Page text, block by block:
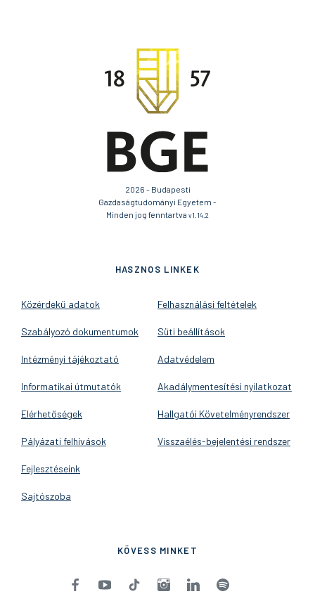
2026 - Budapesti
Gazdaságtudományi Egyetem -
Minden jog fenntartva v1.14.2
HASZNOS LINKEK
Közérdekű adatok
Szabályozó dokumentumok
Intézményi tájékoztató
Informatikai útmutatók
Elérhetőségek
Pályázati felhívások
Fejlesztéseink
Sajtószoba
Felhasználási feltételek
Süti beállítások
Adatvédelem
Akadálymentesítési nyilatkozat
Hallgatói Követelményrendszer
Visszaélés-bejelentési rendszer
KÖVESS MINKET